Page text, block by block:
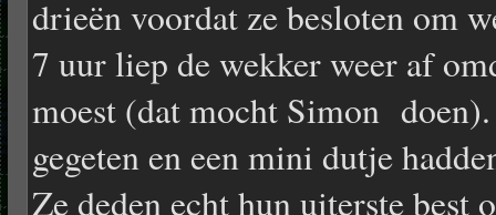
drieën voordat ze besloten om
7 uur liep de wekker weer af
moest (dat mocht Simon doen).
gegeten en een mini dutje
Ze deden echt hun uiterste best